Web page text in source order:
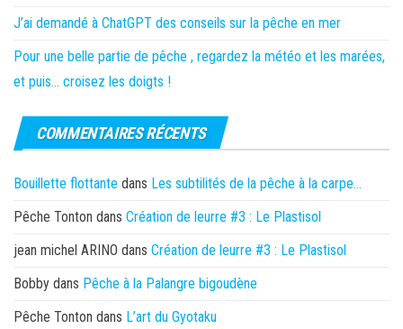
J’ai demandé à ChatGPT des conseils sur la pêche en mer
Pour une belle partie de pêche , regardez la météo et les marées,
et puis… croisez les doigts !
COMMENTAIRES RÉCENTS
Bouillette flottante dans Les subtilités de la pêche à la carpe…
Pêche Tonton dans Création de leurre #3 : Le Plastisol
jean michel ARINO dans Création de leurre #3 : Le Plastisol
Bobby dans Pêche à la Palangre bigoudène
Pêche Tonton dans L’art du Gyotaku